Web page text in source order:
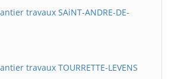
travaux SAiNT-ANDRE-DE-
travaux TOURRETTE-LEVENS